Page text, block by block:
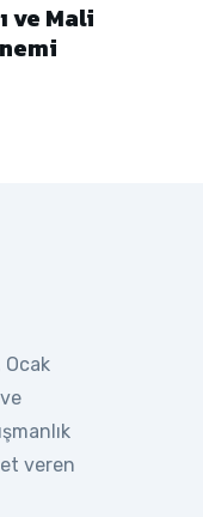
ve Mali
Ocak
veren